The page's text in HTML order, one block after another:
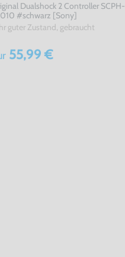
Dualshock 2 Controller SCPH-
#schwarz [Sony]
guter Zustand, gebraucht
55,99 €